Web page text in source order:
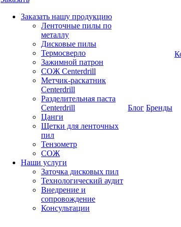
Заказать нашу продукцию
Ленточные пилы по
металлу
Дисковые пилы
Термосверло
Зажимной патрон
СОЖ Centerdrill
Метчик-раскатник
Centerdrill
Разделительная паста
Centerdrill
Цанги
Щетки для ленточных
пил
Тензометр
СОЖ
Наши услуги
Заточка дисковых пил
Технологический аудит
Внедрение и
сопровождение
Консультации
Блог Бренды